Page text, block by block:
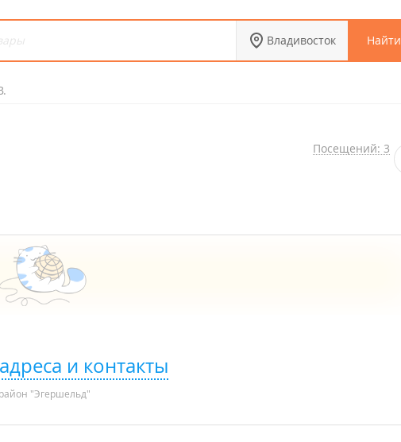
Владивосток Найти
Посещений: 3
и контакты
район "Эгершельд"